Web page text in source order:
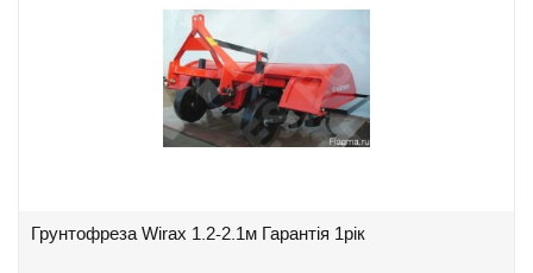
Грунтофреза Wirax 1.2-2.1м Гарантія 1рік